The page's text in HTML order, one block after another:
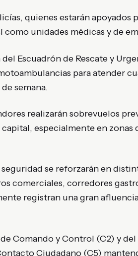
quienes estarán apoyados
unidades médicas y de
Escuadrón de Rescate y
para atender
semana.
realizarán sobrevuelos
especialmente en zonas
se reforzarán en
comerciales, corredores
registran una gran
Comando y Control (C2) y
Ciudadano (C5)